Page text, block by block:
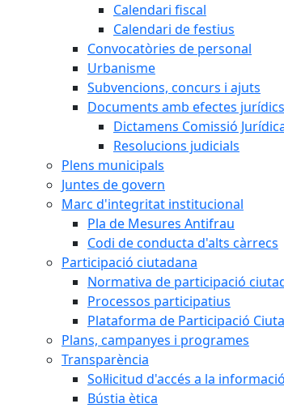
Calendari fiscal
Calendari de festius
Convocatòries de personal
Urbanisme
Subvencions, concurs i ajuts
Documents amb efectes jurídics
Dictamens Comissió
Resolucions judicials
Plens municipals
Juntes de govern
Marc d'integritat institucional
Pla de Mesures Antifrau
Codi de conducta d'alts càrrecs
Participació ciutadana
Normativa de participació
Processos participatius
Plataforma de Participació
Plans, campanyes i programes
Transparència
Sol·licitud d'accés a la informació
Bústia ètica